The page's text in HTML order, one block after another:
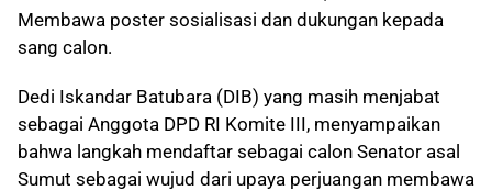
Membawa poster sosialisasi dan dukungan kepada
sang calon.
Dedi Iskandar Batubara (DIB) yang masih menjabat
sebagai Anggota DPD RI Komite III, menyampaikan
bahwa langkah mendaftar sebagai calon Senator asal
Sumut sebagai wujud dari upaya perjuangan membawa